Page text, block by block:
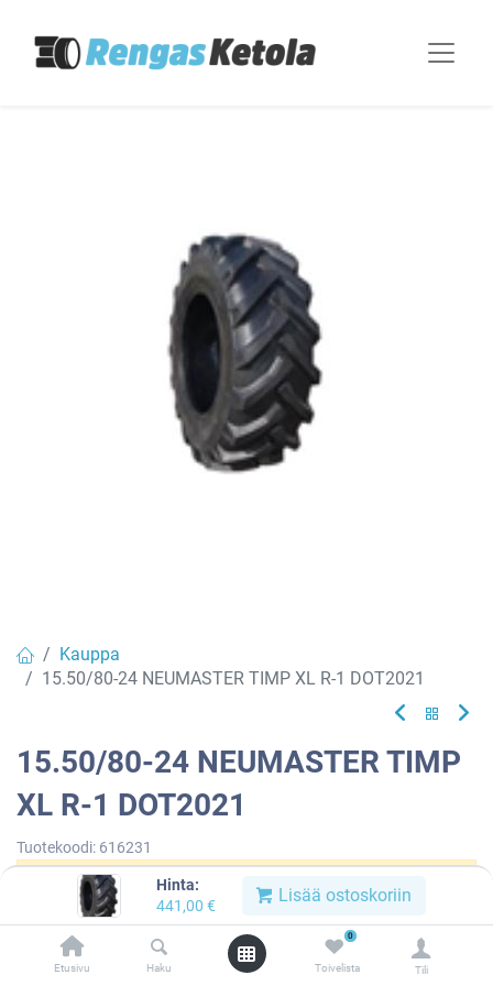
Hinta:
441,00 € Lisää ostoskoriin
Etusivu Haku
0
Toivelista Tili
Kauppa
15.50/80-24 NEUMASTER TIMP XL R-1 DOT2021
15.50/80-24 NEUMASTER TIMP
XL R-1 DOT2021
Tuotekoodi: 616231
Tällä tuotteella ei ole kelvollista yhdistelmää.
NEUMASTER